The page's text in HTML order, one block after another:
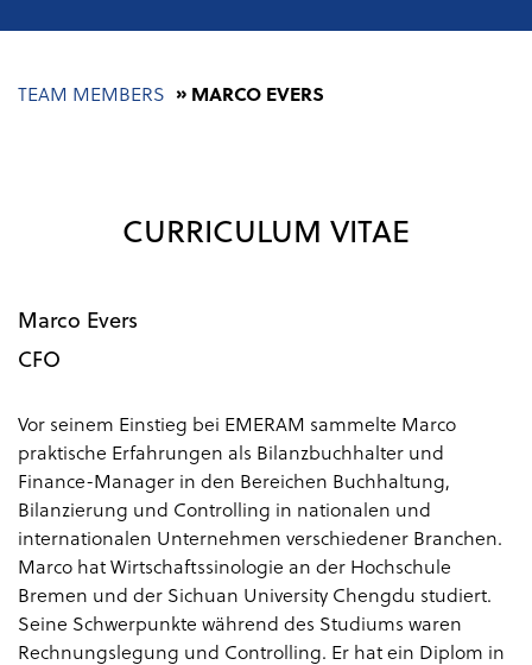
Pfadnavigation
TEAM MEMBERS MARCO EVERS
CURRICULUM VITAE
Marco Evers
CFO
Vor seinem Einstieg bei EMERAM sammelte Marco
praktische Erfahrungen als Bilanzbuchhalter und
Finance-Manager in den Bereichen Buchhaltung,
Bilanzierung und Controlling in nationalen und
internationalen Unternehmen verschiedener Branchen.
Marco hat Wirtschaftssinologie an der Hochschule
Bremen und der Sichuan University Chengdu studiert.
Seine Schwerpunkte während des Studiums waren
Rechnungslegung und Controlling. Er hat ein Diplom in